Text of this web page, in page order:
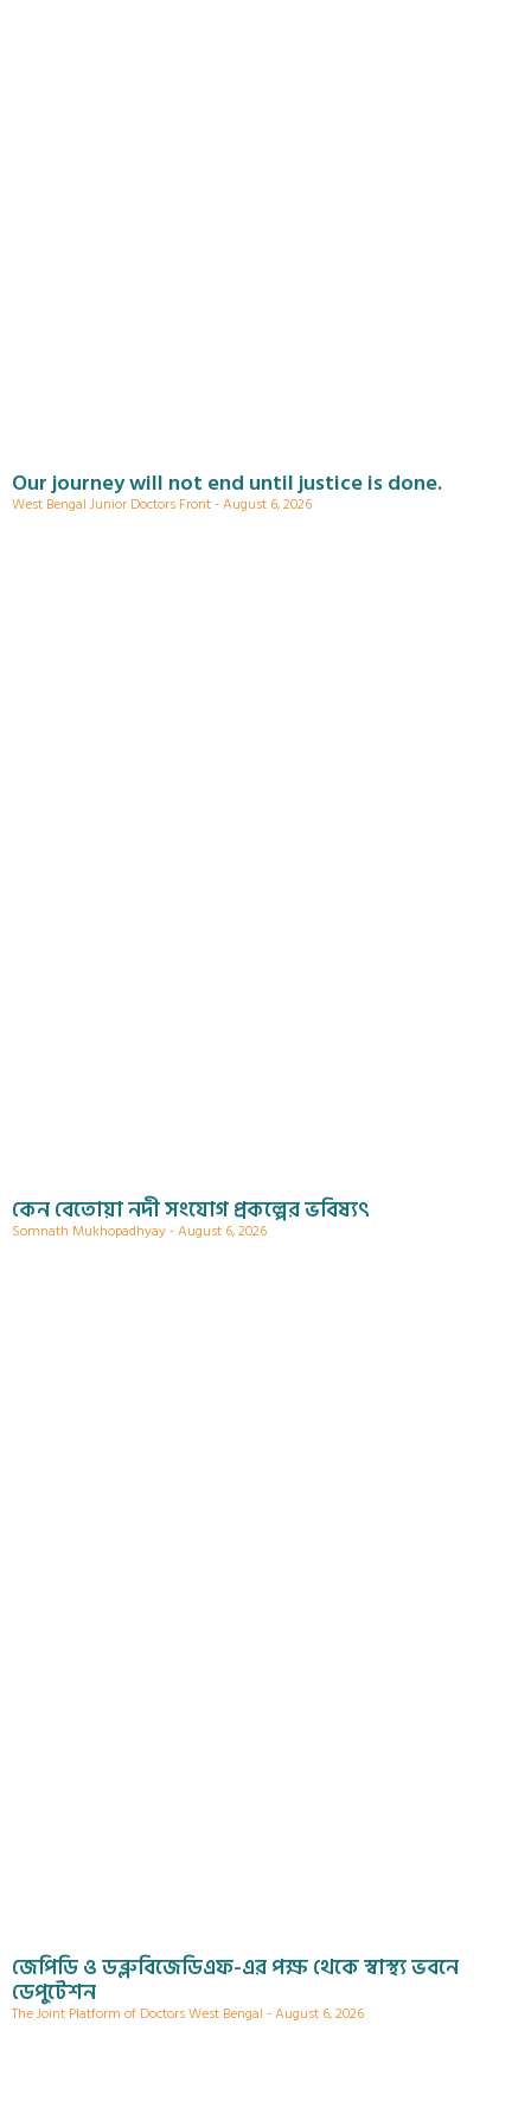
Our journey will not end until justice is done.
West Bengal Junior Doctors Front August 6, 2026
কেন বেতোয়া নদী সংযোগ প্রকল্পের ভবিষ্যৎ
Somnath Mukhopadhyay August 6, 2026
জেপিডি ও ডব্লুবিজেডিএফ-এর পক্ষ থেকে স্বাস্থ্য ভবনে
ডেপুটেশন
The Joint Platform of Doctors West Bengal August 6, 2026